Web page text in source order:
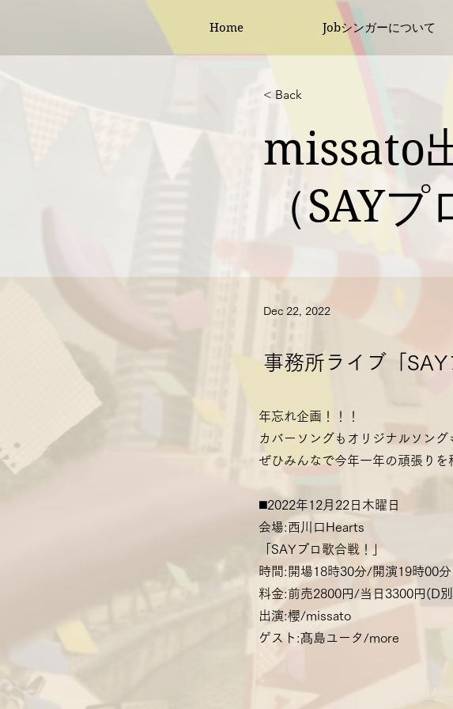
Home Jobシンガーについて
< Back
missato
（SAYプ
Dec 22, 2022
事務所ライブ「SAY
年忘れ企画！！！
カバーソングもオリジナルソン
ぜひみんなで今年一年の頑張り
◼️2022年12月22日木曜日
会場:西川口Hearts
「SAYプロ歌合戦！」
時間:開場18時30分/開演19時00分
料金:前売2800円/当日3300円(D
出演:櫻/missato
ゲスト:髙島ユータ/more